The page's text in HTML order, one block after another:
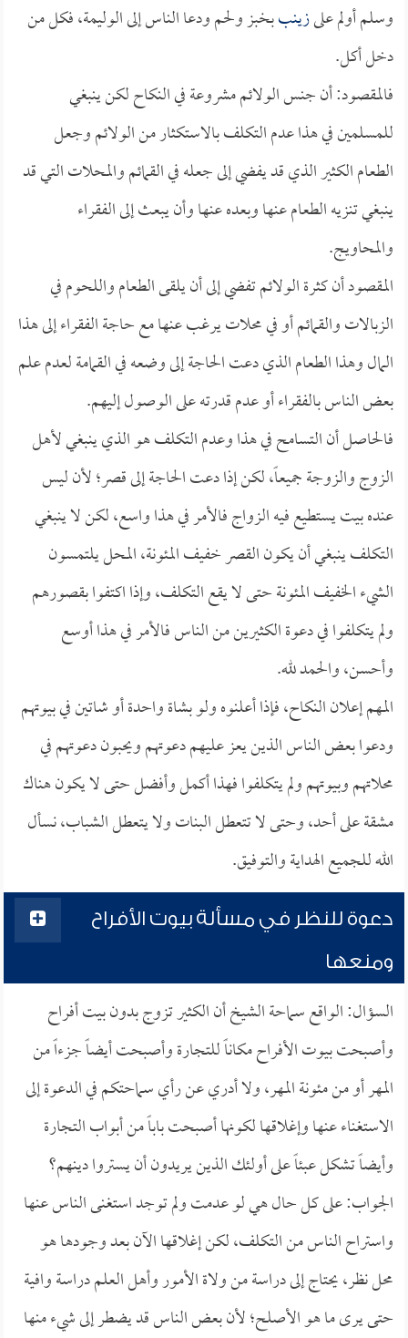
وسلم أولم علىزينببخبز ولحم ودعا الناس إلى الوليمة، فكل من
دخل أكل.
فالمقصود: أن جنس الولائم مشروعة في النكاح لكن ينبغي
للمسلمين في هذا عدم التكلف بالاستكثار من الولائم وجعل
الطعام الكثير الذي قد يفضي إلى جعله في القمائم والمحلات التي قد
ينبغي تنزيه الطعام عنها وبعده عنها وأن يبعث إلى الفقراء
والمحاويج.
المقصود أن كثرة الولائم تفضي إلى أن يلقى الطعام واللحوم في
الزبالات والقمائم أو في محلات يرغب عنها مع حاجة الفقراء إلى هذا
المال وهذا الطعام الذي دعت الحاجة إلى وضعه في القمامة لعدم علم
بعض الناس بالفقراء أو عدم قدرته على الوصول إليهم.
فالحاصل أن التسامح في هذا وعدم التكلف هو الذي ينبغي لأهل
الزوج والزوجة جميعاً، لكن إذا دعت الحاجة إلى قصر؛ لأن ليس
عنده بيت يستطيع فيه الزواج فالأمر في هذا واسع، لكن لا ينبغي
التكلف ينبغي أن يكون القصر خفيف المئونة، المحل يلتمسون
الشيء الخفيف المئونة حتى لا يقع التكلف، وإذا اكتفوا بقصورهم
ولم يتكلفوا في دعوة الكثيرين من الناس فالأمر في هذا أوسع
وأحسن، والحمد لله.
المهم إعلان النكاح، فإذا أعلنوه ولو بشاة واحدة أو شاتين في بيوتهم
ودعوا بعض الناس الذين يعز عليهم دعوتهم ويحبون دعوتهم في
محلاتهم وبيوتهم ولم يتكلفوا فهذا أكمل وأفضل حتى لا يكون هناك
مشقة على أحد، وحتى لا تتعطل البنات ولا يتعطل الشباب، نسأل
الله للجميع الهداية والتوفيق.
دعوة للنظر في مسألة بيوت الأفراح
ومنعها
السؤال: الواقع سماحة الشيخ أن الكثير تزوج بدون بيت أفراح
وأصبحت بيوت الأفراح مكاناً للتجارة وأصبحت أيضاً جزءاً من
المهر أو من مئونة المهر، ولا أدري عن رأي سماحتكم في الدعوة إلى
الاستغناء عنها وإغلاقها لكونها أصبحت باباً من أبواب التجارة
وأيضاً تشكل عبئاً على أولئك الذين يريدون أن يستروا دينهم؟
الجواب: على كل حال هي لو عدمت ولم توجد استغنى الناس عنها
واستراح الناس من التكلف، لكن إغلاقها الآن بعد وجودها هو
محل نظر، يحتاج إلى دراسة من ولاة الأمور وأهل العلم دراسة وافية
حتى يرى ما هو الأصلح؛ لأن بعض الناس قد يضطر إلى شيء منها